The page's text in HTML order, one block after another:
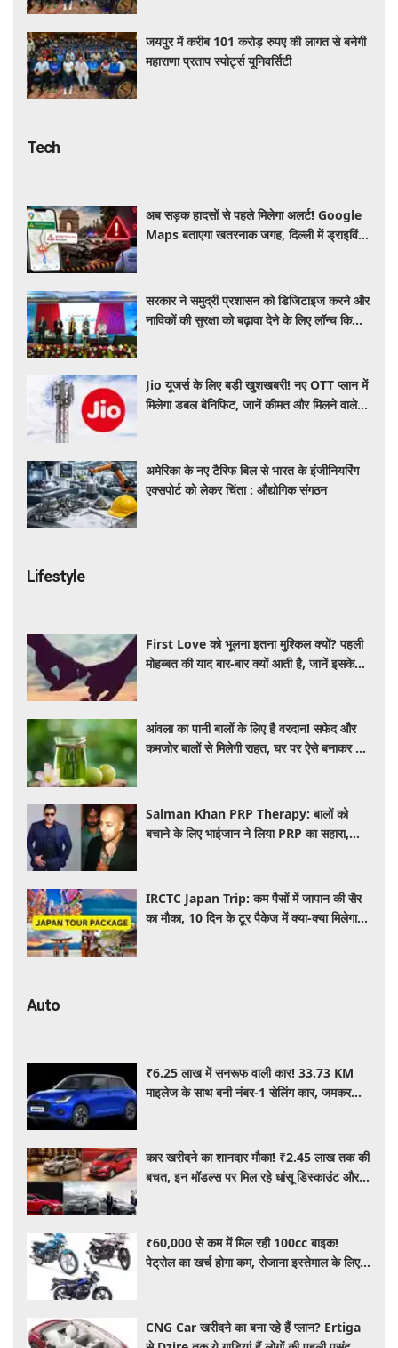
जयपुर में करीब 101 करोड़ रुपए की लागत से बनेगी
महाराणा प्रताप स्पोर्ट्स यूनिवर्सिटी
Tech
अब सड़क हादसों से पहले मिलेगा अलर्ट! Google
Maps बताएगा खतरनाक जगह, दिल्ली में ड्राइविंग
सरकार ने समुद्री प्रशासन को डिजिटाइज करने और
नाविकों की सुरक्षा को बढ़ावा देने के लिए लॉन्च किया
Jio यूजर्स के लिए बड़ी खुशखबरी! नए OTT प्लान में
मिलेगा डबल बेनिफिट, जानें कीमत और मिलने वाले
अमेरिका के नए टैरिफ बिल से भारत के इंजीनियरिंग
एक्सपोर्ट को लेकर चिंता : औद्योगिक संगठन
Lifestyle
First Love को भूलना इतना मुश्किल क्यों? पहली
मोहब्बत की याद बार-बार क्यों आती है, जानें इसके
आंवला का पानी बालों के लिए है वरदान! सफेद और
कमजोर बालों से मिलेगी राहत, घर पर ऐसे बनाकर करें
Salman Khan PRP Therapy: बालों को
बचाने के लिए भाईजान ने लिया PRP का सहारा,
IRCTC Japan Trip: कम पैसों में जापान की सैर
का मौका, 10 दिन के टूर पैकेज में क्या-क्या मिलेगा?
Auto
₹6.25 लाख में सनरूफ वाली कार! 33.73 KM
माइलेज के साथ बनी नंबर-1 सेलिंग कार, जमकर
कार खरीदने का शानदार मौका! ₹2.45 लाख तक की
बचत, इन मॉडल्स पर मिल रहे धांसू डिस्काउंट और
₹60,000 से कम में मिल रही 100cc बाइक!
पेट्रोल का खर्च होगा कम, रोजाना इस्तेमाल के लिए है
CNG Car खरीदने का बना रहे हैं प्लान? Ertiga